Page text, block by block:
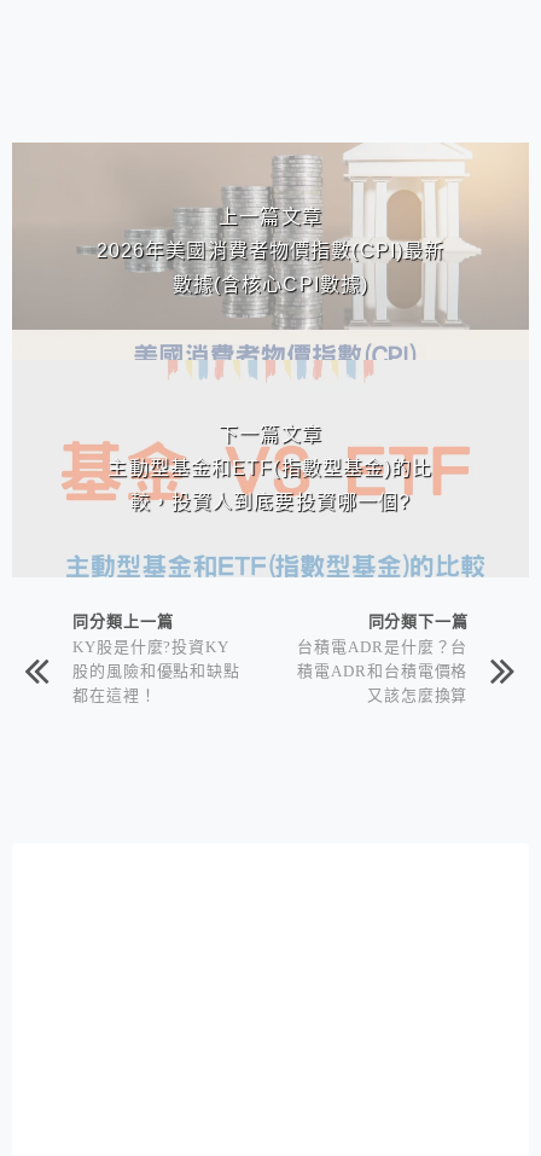
上一篇文章
2026年美國消費者物價指數(CPI)最新
數據(含核心CPI數據)
下一篇文章
主動型基金和ETF(指數型基金)的比
較，投資人到底要投資哪一個?
同分類上一篇
KY股是什麼?投資KY
股的風險和優點和缺點
都在這裡！
同分類下一篇
台積電ADR是什麼？台
積電ADR和台積電價格
又該怎麼換算